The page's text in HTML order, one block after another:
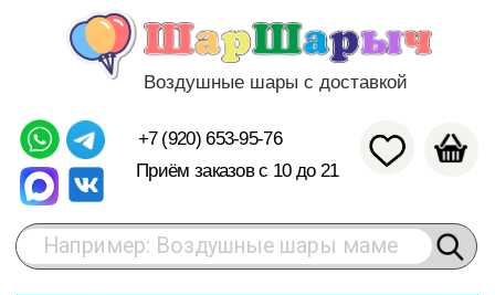
Воздушные шары с доставкой
Приём заказов с 10 до 21
Меню
Например: Воздушные шары маме